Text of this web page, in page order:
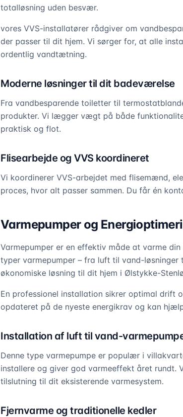
totalløsning uden besvær.
vores VVS-installatører rådgiver om
der passer til dit hjem. Vi sørger for, at alle
ordentlig vandtætning.
Moderne løsninger til dit badeværelse
Fra vandbesparende toiletter til
produkter. Vi lægger vægt på både
praktisk og flot.
Flisearbejde og VVS koordineret
Vi koordinerer VVS-arbejdet med flisemænd,
proces, hvor alt passer sammen. Du får én
Varmepumper og
Varmepumper er en effektiv måde at varme
typer varmepumper – fra luft til vand-løsninger
økonomiske løsning til dit hjem i Ølstykke-
En professionel installation sikrer optimal drift
opdateret på de nyeste energikrav og kan
Installation af luft til vand-
Denne type varmepumpe er populær i
installere og giver god varmeeffekt året rundt.
tilslutning til dit eksisterende varmesystem.
Fjernvarme og traditionelle kedler